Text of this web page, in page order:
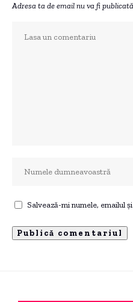
Adresa ta de email nu va fi publicată.
Salvează-mi numele, emailul